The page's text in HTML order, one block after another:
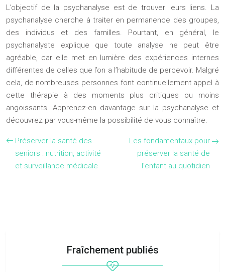
L’objectif de la psychanalyse est de trouver leurs liens. La
psychanalyse cherche à traiter en permanence des groupes,
des individus et des familles. Pourtant, en général, le
psychanalyste explique que toute analyse ne peut être
agréable, car elle met en lumière des expériences internes
différentes de celles que l’on a l’habitude de percevoir. Malgré
cela, de nombreuses personnes font continuellement appel à
cette thérapie à des moments plus critiques ou moins
angoissants. Apprenez-en davantage sur la psychanalyse et
découvrez par vous-même la possibilité de vous connaître.
Préserver la santé des
seniors : nutrition, activité
et surveillance médicale
Les fondamentaux pour
préserver la santé de
l’enfant au quotidien
Fraîchement publiés